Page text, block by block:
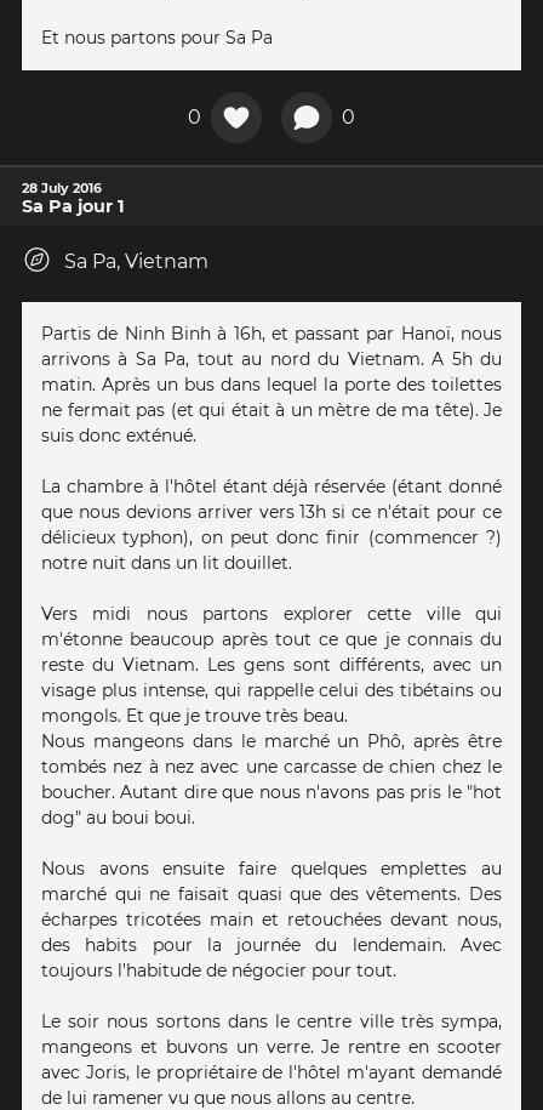
Et nous partons pour Sa Pa
0 0
28 July 2016
Sa Pa jour 1
Sa Pa, Vietnam
Partis de Ninh Binh à 16h, et passant par Hanoï, nous
arrivons à Sa Pa, tout au nord du Vietnam. A 5h du
matin. Après un bus dans lequel la porte des toilettes
ne fermait pas (et qui était à un mètre de ma tête). Je
suis donc exténué.
La chambre à l'hôtel étant déjà réservée (étant donné
que nous devions arriver vers 13h si ce n'était pour ce
délicieux typhon), on peut donc finir (commencer ?)
notre nuit dans un lit douillet.
Vers midi nous partons explorer cette ville qui
m'étonne beaucoup après tout ce que je connais du
reste du Vietnam. Les gens sont différents, avec un
visage plus intense, qui rappelle celui des tibétains ou
mongols. Et que je trouve très beau.
Nous mangeons dans le marché un Phô, après être
tombés nez à nez avec une carcasse de chien chez le
boucher. Autant dire que nous n'avons pas pris le "hot
dog" au boui boui.
Nous avons ensuite faire quelques emplettes au
marché qui ne faisait quasi que des vêtements. Des
écharpes tricotées main et retouchées devant nous,
des habits pour la journée du lendemain. Avec
toujours l'habitude de négocier pour tout.
Le soir nous sortons dans le centre ville très sympa,
mangeons et buvons un verre. Je rentre en scooter
avec Joris, le propriétaire de l'hôtel m'ayant demandé
de lui ramener vu que nous allons au centre.